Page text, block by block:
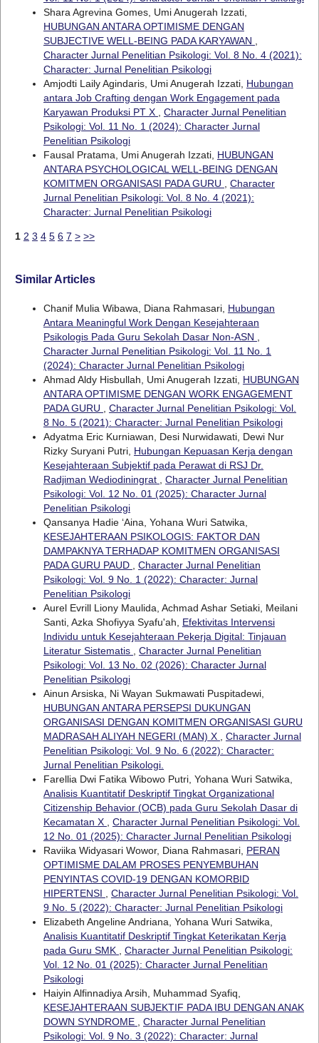
Shara Agrevina Gomes, Umi Anugerah Izzati,
HUBUNGAN ANTARA OPTIMISME DENGAN
SUBJECTIVE WELL-BEING PADA KARYAWAN ,
Character Jurnal Penelitian Psikologi: Vol. 8 No. 4 (2021):
Character: Jurnal Penelitian Psikologi
Amjodti Laily Agindaris, Umi Anugerah Izzati, Hubungan
antara Job Crafting dengan Work Engagement pada
Karyawan Produksi PT X , Character Jurnal Penelitian
Psikologi: Vol. 11 No. 1 (2024): Character Jurnal
Penelitian Psikologi
Fausal Pratama, Umi Anugerah Izzati, HUBUNGAN
ANTARA PSYCHOLOGICAL WELL-BEING DENGAN
KOMITMEN ORGANISASI PADA GURU , Character
Jurnal Penelitian Psikologi: Vol. 8 No. 4 (2021):
Character: Jurnal Penelitian Psikologi
1 2 3 4 5 6 7 > >>
Similar Articles
Chanif Mulia Wibawa, Diana Rahmasari, Hubungan
Antara Meaningful Work Dengan Kesejahteraan
Psikologis Pada Guru Sekolah Dasar Non-ASN ,
Character Jurnal Penelitian Psikologi: Vol. 11 No. 1
(2024): Character Jurnal Penelitian Psikologi
Ahmad Aldy Hisbullah, Umi Anugerah Izzati, HUBUNGAN
ANTARA OPTIMISME DENGAN WORK ENGAGEMENT
PADA GURU , Character Jurnal Penelitian Psikologi: Vol.
8 No. 5 (2021): Character: Jurnal Penelitian Psikologi
Adyatma Eric Kurniawan, Desi Nurwidawati, Dewi Nur
Rizky Suryani Putri, Hubungan Kepuasan Kerja dengan
Kesejahteraan Subjektif pada Perawat di RSJ Dr.
Radjiman Wediodiningrat , Character Jurnal Penelitian
Psikologi: Vol. 12 No. 01 (2025): Character Jurnal
Penelitian Psikologi
Qansanya Hadie ‘Aina, Yohana Wuri Satwika,
KESEJAHTERAAN PSIKOLOGIS: FAKTOR DAN
DAMPAKNYA TERHADAP KOMITMEN ORGANISASI
PADA GURU PAUD , Character Jurnal Penelitian
Psikologi: Vol. 9 No. 1 (2022): Character: Jurnal
Penelitian Psikologi
Aurel Evrill Liony Maulida, Achmad Ashar Setiaki, Meilani
Santi, Azka Shofiyya Syafu'ah, Efektivitas Intervensi
Individu untuk Kesejahteraan Pekerja Digital: Tinjauan
Literatur Sistematis , Character Jurnal Penelitian
Psikologi: Vol. 13 No. 02 (2026): Character Jurnal
Penelitian Psikologi
Ainun Arsiska, Ni Wayan Sukmawati Puspitadewi,
HUBUNGAN ANTARA PERSEPSI DUKUNGAN
ORGANISASI DENGAN KOMITMEN ORGANISASI GURU
MADRASAH ALIYAH NEGERI (MAN) X , Character Jurnal
Penelitian Psikologi: Vol. 9 No. 6 (2022): Character:
Jurnal Penelitian Psikologi.
Farellia Dwi Fatika Wibowo Putri, Yohana Wuri Satwika,
Analisis Kuantitatif Deskriptif Tingkat Organizational
Citizenship Behavior (OCB) pada Guru Sekolah Dasar di
Kecamatan X , Character Jurnal Penelitian Psikologi: Vol.
12 No. 01 (2025): Character Jurnal Penelitian Psikologi
Raviika Widyasari Wowor, Diana Rahmasari, PERAN
OPTIMISME DALAM PROSES PENYEMBUHAN
PENYINTAS COVID-19 DENGAN KOMORBID
HIPERTENSI , Character Jurnal Penelitian Psikologi: Vol.
9 No. 5 (2022): Character: Jurnal Penelitian Psikologi
Elizabeth Angeline Andriana, Yohana Wuri Satwika,
Analisis Kuantitatif Deskriptif Tingkat Keterikatan Kerja
pada Guru SMK , Character Jurnal Penelitian Psikologi:
Vol. 12 No. 01 (2025): Character Jurnal Penelitian
Psikologi
Haiyin Alfinnadiya Arsih, Muhammad Syafiq,
KESEJAHTERAAN SUBJEKTIF PADA IBU DENGAN ANAK
DOWN SYNDROME , Character Jurnal Penelitian
Psikologi: Vol. 9 No. 3 (2022): Character: Jurnal